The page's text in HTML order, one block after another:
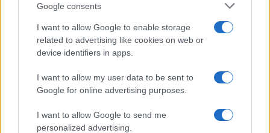
Google consents
I want to allow Google to enable storage
related to advertising like cookies on web or
device identifiers in apps.
I want to allow my user data to be sent to
Google for online advertising purposes.
I want to allow Google to send me
personalized advertising.
económicas
Diego Romero · 5 Ago 2026